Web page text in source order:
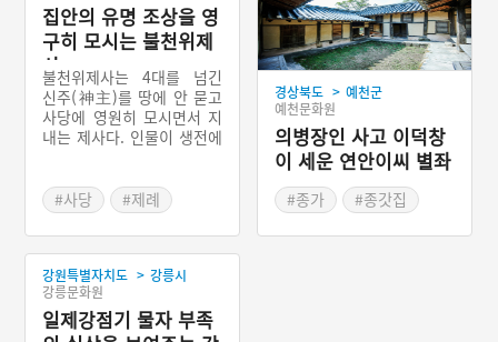
집안의 유명 조상을 영
구히 모시는 불천위제
사
불천위제사는 4대를 넘긴
신주(神主)를 땅에 안 묻고
사당에 영원히 모시면서 지
내는 제사다. 인물이 생전에
하더라도 사당에 영구히 모
셨다. 불천위제사는 기제사
의 일종이나 직계손은 물론
방계손, 외손, 다른 가문 후
손까지 참여하면서 문중의
위세를 보여주는 자리이기
때문에 제물을 웅장하게 차
리는 것이 특징이다.
#사당
#제례
경상북도 > 예천군
예천문화원
의병장인 사고 이덕창
이 세운 연안이씨 별좌
공 종택
#종가
#종갓집
강원특별자치도 > 강릉시
강릉문화원
일제강점기 물자 부족